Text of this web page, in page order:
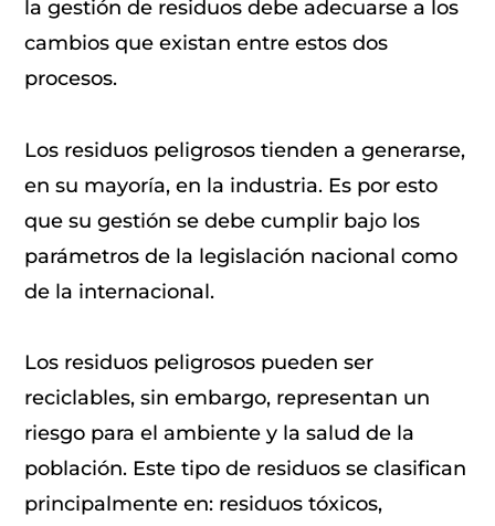
la gestión de residuos debe adecuarse a los
cambios que existan entre estos dos
procesos.
Los residuos peligrosos tienden a generarse,
en su mayoría, en la industria. Es por esto
que su gestión se debe cumplir bajo los
parámetros de la legislación nacional como
de la internacional.
Los residuos peligrosos pueden ser
reciclables, sin embargo, representan un
riesgo para el ambiente y la salud de la
población. Este tipo de residuos se clasifican
principalmente en: residuos tóxicos,